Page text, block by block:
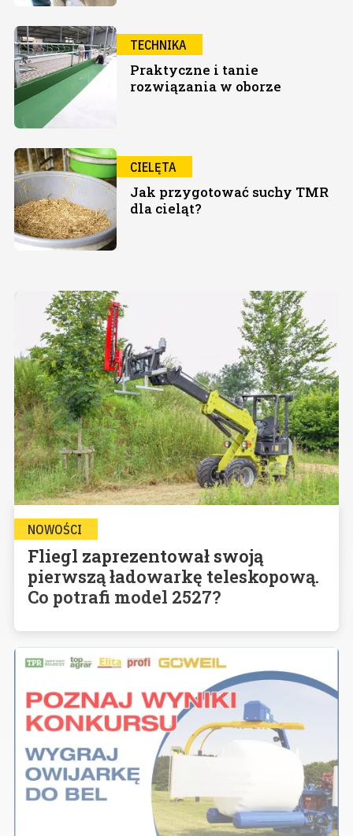
TECHNIKA
Praktyczne i tanie
rozwiązania w oborze
CIELĘTA
Jak przygotować suchy TMR
dla cieląt?
NOWOŚCI
Fliegl zaprezentował swoją
pierwszą ładowarkę teleskopową.
Co potrafi model 2527?